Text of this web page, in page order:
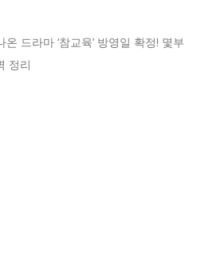
드라마 ‘참교육’ 방영일 확정! 몇부
정리